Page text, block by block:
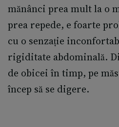
mănânci prea mult la o
prea repede, e foarte
cu o senzație
rigiditate abdominală.
de obicei în timp, pe
încep să se digere.